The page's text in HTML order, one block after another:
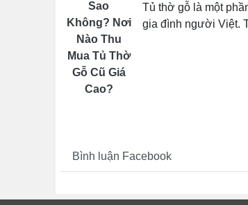
Tủ thờ gỗ là một
gia đình người Việt.
Bình luận Facebook